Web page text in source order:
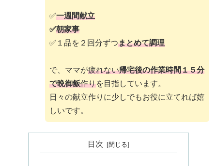
✅一週間献立
✅朝家事
✅１品を２回分ずつまとめて調理
で、ママが疲れない帰宅後の作業時間１５分
で晩御飯作りを目指しています。
日々の献立作りに少しでもお役に立てれば嬉
しいです。
目次